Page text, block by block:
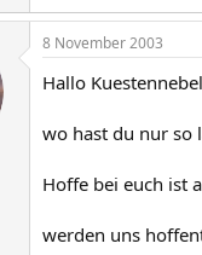
8 November 2003
Hallo
wo hast du nur so
Hoffe bei euch ist
werden uns